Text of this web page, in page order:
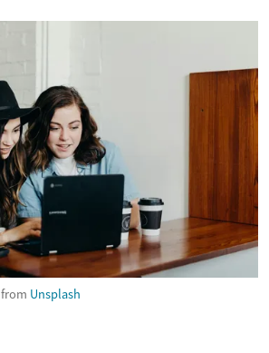
from Unsplash